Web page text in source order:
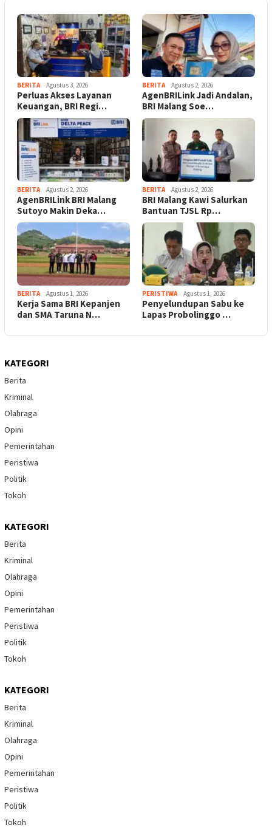
BERITA Agustus 3, 2026
Perluas Akses Layanan
Keuangan, BRI Regi…
BERITA Agustus 2, 2026
AgenBRILink Jadi Andalan,
BRI Malang Soe…
BERITA Agustus 2, 2026
AgenBRILink BRI Malang
Sutoyo Makin Deka…
BERITA Agustus 2, 2026
BRI Malang Kawi Salurkan
Bantuan TJSL Rp…
BERITA Agustus 1, 2026
Kerja Sama BRI Kepanjen
dan SMA Taruna N…
PERISTIWA Agustus 1, 2026
Penyelundupan Sabu ke
Lapas Probolinggo …
KATEGORI
Berita
Kriminal
Olahraga
Opini
Pemerintahan
Peristiwa
Politik
Tokoh
KATEGORI
Berita
Kriminal
Olahraga
Opini
Pemerintahan
Peristiwa
Politik
Tokoh
KATEGORI
Berita
Kriminal
Olahraga
Opini
Pemerintahan
Peristiwa
Politik
Tokoh